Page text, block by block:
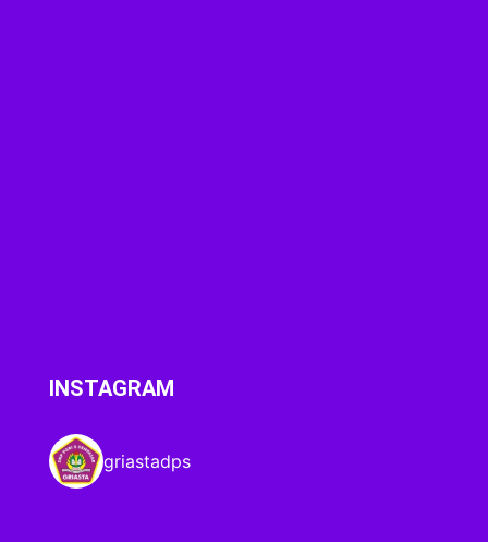
INSTAGRAM
griastadps